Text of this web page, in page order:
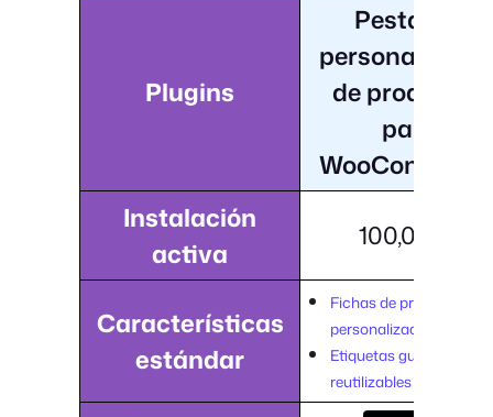
Plugins
Pestañas
de productos
para
Instalación
activa
100,000+
Características
estándar
Fichas de producto
personalizadas
Etiquetas guardadas
reutilizables